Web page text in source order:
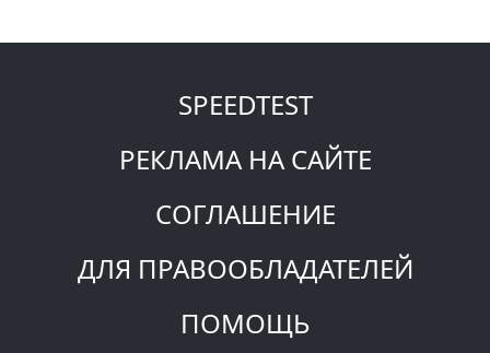
SPEEDTEST
РЕКЛАМА НА САЙТЕ
СОГЛАШЕНИЕ
ДЛЯ ПРАВООБЛАДАТЕЛЕЙ
ПОМОЩЬ